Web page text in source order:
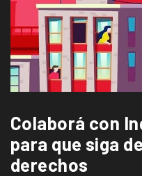
Colaborá con
para que siga
derechos